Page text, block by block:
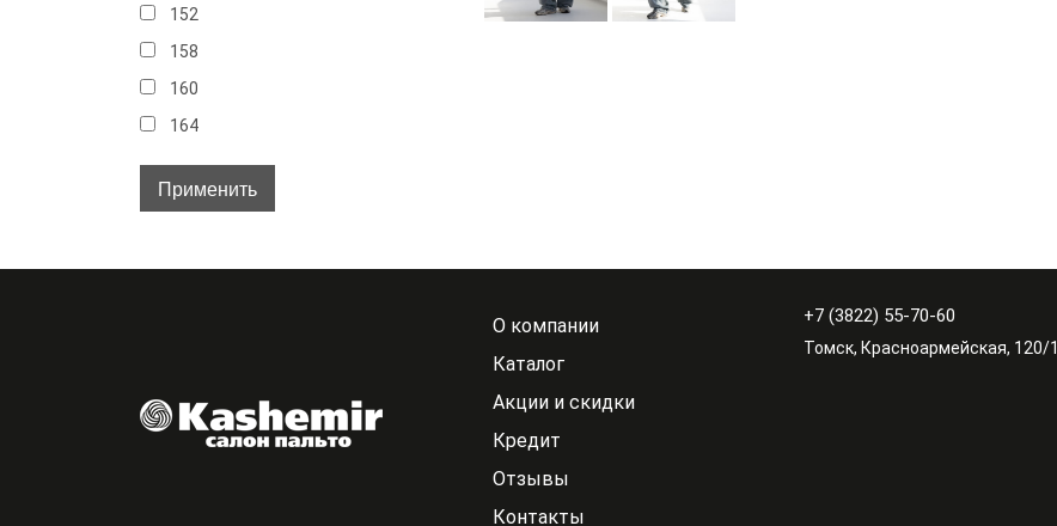
152
158
160
164
32
34
38
42-44
О компании
Каталог
Акции и скидки
Кредит
Отзывы
Контакты
+7 (3822) 55-70-60
Томск, Красноармейская, 120/1